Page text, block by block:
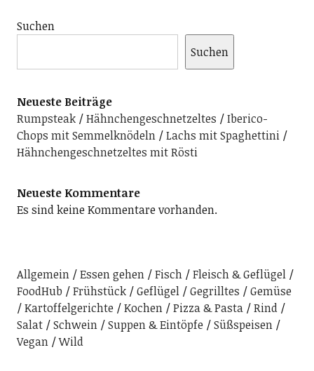
Suchen
Suchen
Neueste Beiträge
Rumpsteak
Hähnchengeschnetzeltes
Iberico-
Chops mit Semmelknödeln
Lachs mit Spaghettini
Hähnchengeschnetzeltes mit Rösti
Neueste Kommentare
Es sind keine Kommentare vorhanden.
Allgemein Essen gehen Fisch
Fleisch & Geflügel
FoodHub
Frühstück Geflügel Gegrilltes
Gemüse
Kartoffelgerichte
Kochen Pizza & Pasta
Rind
Salat
Schwein Suppen & Eintöpfe
Süßspeisen
Vegan
Wild